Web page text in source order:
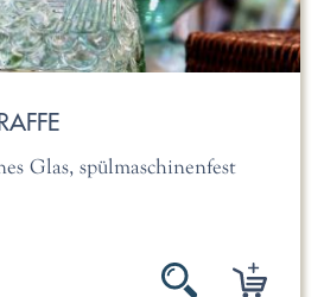
Glas, spülmaschinenfest